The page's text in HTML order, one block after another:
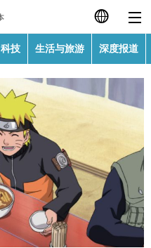
日本語
English
繁體字
Français
Español
العربية
科技 生活与旅游 深度报道